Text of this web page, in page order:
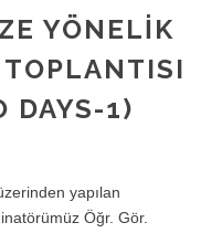
YÖNELİK
DAYS-1)
yapılan
Öğr. Gör.